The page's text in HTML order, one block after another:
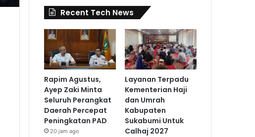
Recent Tech News
Rapim Agustus,
Ayep Zaki Minta
Seluruh Perangkat
Daerah Percepat
Peningkatan PAD
20 jam ago
Layanan Terpadu
Kementerian Haji
dan Umrah
Kabupaten
Sukabumi Untuk
Calhaj 2027